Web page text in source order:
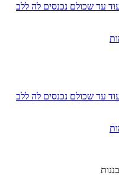
עד שכולם נכנסים לה ללב
עד שכולם נכנסים לה ללב